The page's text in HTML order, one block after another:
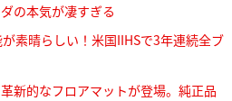
の本気が凄すぎる
素晴らしい！米国IIHSで3年連続全ブ
新的なフロアマットが登場。純正品